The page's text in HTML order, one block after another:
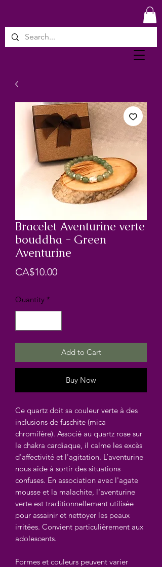
Bracelet Aventurine verte
bouddha - Green
Aventurine
CA$10.00Price
Quantity *
Add to Cart
Buy Now
Ce quartz doit sa couleur verte à des
inclusions de fuschite (mica
chromifère). Associé au quartz rose sur
le chakra cardiaque, il calme les excès
d'affectivité et l'agitation. L’aventurine
nous aide à sortir des situations
confuses. En association avec l'agate
mousse et la malachite, l'aventurine
verte est traditionnellement utilisée
pour assainir et nettoyer les peaux
irritées. Convient particulièrement aux
adolescents.
Formes et couleurs peuvent varier